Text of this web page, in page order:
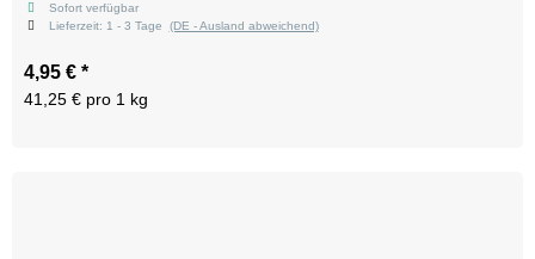
Sofort verfügbar
Lieferzeit: 1 - 3 Tage (DE - Ausland abweichend)
4,95 € *
41,25 € pro 1 kg